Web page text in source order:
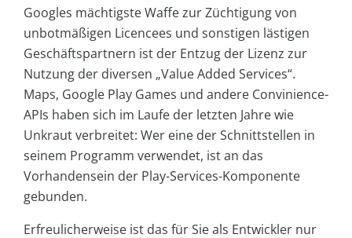
Googles mächtigste Waffe zur Züchtigung von
unbotmäßigen Licencees und sonstigen lästigen
Geschäftspartnern ist der Entzug der Lizenz zur
Nutzung der diversen „Value Added Services“.
Maps, Google Play Games und andere Convinience-
APIs haben sich im Laufe der letzten Jahre wie
Unkraut verbreitet: Wer eine der Schnittstellen in
seinem Programm verwendet, ist an das
Vorhandensein der Play-Services-Komponente
gebunden.
Erfreulicherweise ist das für Sie als Entwickler nur